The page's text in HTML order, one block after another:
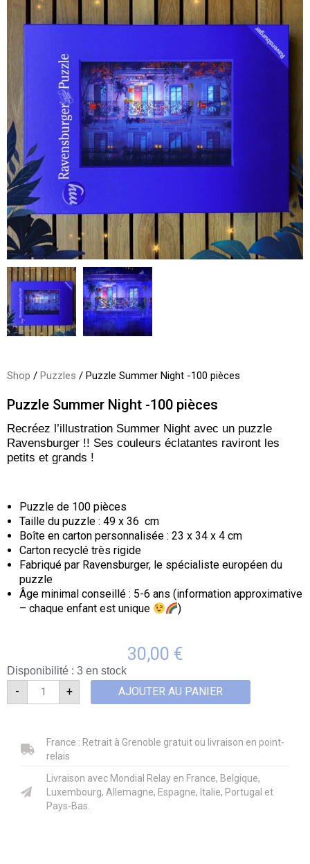
Shop / Puzzles / Puzzle Summer Night -100 pièces
Puzzle Summer Night -100 pièces
Recréez l’illustration Summer Night avec un puzzle
Ravensburger !! Ses couleurs éclatantes raviront les
petits et grands !
Puzzle de 100 pièces
Taille du puzzle : 49 x 36 cm
Boîte en carton personnalisée : 23 x 34 x 4 cm
Carton recyclé très rigide
Fabriqué par Ravensburger, le spécialiste européen du
puzzle
Âge minimal conseillé : 5-6 ans (information approximative
– chaque enfant est unique
)
30,00 €
Disponibilité : 3 en stock
-
Summer
Night
pièces
+ AJOUTER AU PANIER
France : Retrait à Grenoble gratuit ou livraison en point-
relais
Livraison avec Mondial Relay en France, Belgique,
Luxembourg, Allemagne, Espagne, Italie, Portugal et
Pays-Bas.